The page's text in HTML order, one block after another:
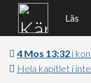
Läs
4 Mos 13:32 i
Hela kapitlet i